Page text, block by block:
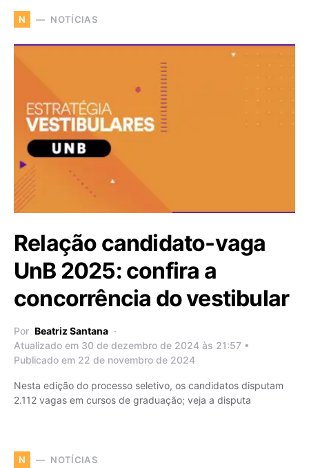
N NOTÍCIAS
Relação candidato-vaga
UnB 2025: confira a
concorrência do vestibular
Por Beatriz Santana
Atualizado em 30 de dezembro de 2024 às 21:57 •
Publicado em 22 de novembro de 2024
Nesta edição do processo seletivo, os candidatos disputam
2.112 vagas em cursos de graduação; veja a disputa
N NOTÍCIAS